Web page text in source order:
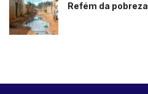
Refém da pobreza